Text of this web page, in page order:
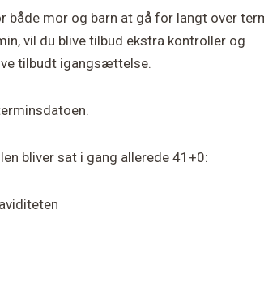
mor og barn at gå for langt over
vil du blive tilbud ekstra kontroller og
tilbudt igangsættelse.
bliver sat i gang allerede 41+0: